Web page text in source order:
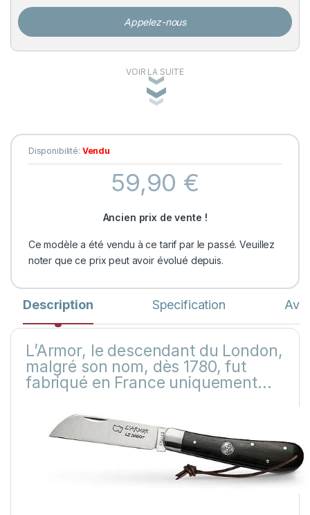
Appelez-nous
VOIR LA SUITE
Disponibilité: Vendu
59,90 €
Ancien prix de vente !
Ce modèle a été vendu à ce tarif par le passé. Veuillez
noter que ce prix peut avoir évolué depuis.
Description Specification Avis
L’Armor, le descendant du London,
malgré son nom, dès 1780, fut
fabriqué en France uniquement…